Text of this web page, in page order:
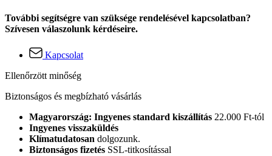
További segítségre van szüksége rendelésével kapcsolatban?
Szívesen válaszolunk kérdéseire.
Kapcsolat
Ellenőrzött minőség
Biztonságos és megbízható vásárlás
Magyarország: Ingyenes standard kiszállítás 22.000 Ft-tól
Ingyenes visszaküldés
Klímatudatosan dolgozunk.
Biztonságos fizetés SSL-titkosítással